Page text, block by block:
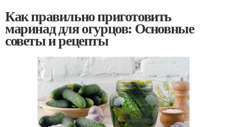
Как правильно приготовить
маринад для огурцов: Основные
советы и рецепты